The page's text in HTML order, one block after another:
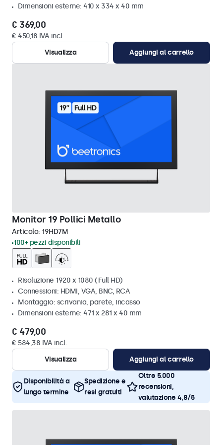
Dimensioni esterne: 410 x 334 x 40 mm
€ 369,00
€ 450,18 IVA incl.
Visualizza
Aggiungi al carrello
Monitor 19 Pollici Metallo
Articolo: 19HD7M
100+ pezzi disponibili
Risoluzione 1920 x 1080 (Full HD)
Connessioni: HDMI, VGA, BNC, RCA
Montaggio: scrivania, parete, incasso
Dimensioni esterne: 471 x 281 x 40 mm
€ 479,00
€ 584,38 IVA incl.
Visualizza
Aggiungi al carrello
Disponibilità a
lungo termine
Spedizione e
resi gratuiti
Oltre 5.000
recensioni,
valutazione 4,8/5